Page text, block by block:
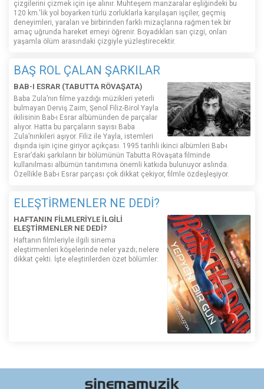
çizgilerini çizmek için işe alınır. Muhteşem manzaralar eşliğindeki bu
120 km.'lik yol boyarken türlü zorluklarla karşılaşan işçiler, geçmiş
deneyimleri, yaraları ve birbirinden farklı mizaçlarına rağmen tek bir
amaç uğrunda hareket emeyi öğrenir. Boyadıkları sarı çizgi, onları
yaşamla ölüm arasındaki çizgiyle yüzleştirecektir.
BAŞ ROL ÇALAN ŞARKILAR
BAB-I ESRAR (TABUTTA RÖVAŞATA)
Baba Zula’nın filme yazdığı müzikleri yeterli
bulmayan Derviş Zaim, Şenol Filiz-Birol Yayla
ikilisinin Bab-ı Esrar albümünden de parçalar
alıyor. Hatta bu parçaların sayısı Baba
Zula’nınkileri aşıyor. Filiz ile Yayla, istemleri
dışında işin içine giriyor açıkçası. 1995 tarihli ikinci albümleri Bab-ı
Esrar’daki şarkıların bir bölümünün Tabutta Rövaşata filminde
kullanılması albümün tanıtımına önemli katkıda bulunuyor aslında.
Özellikle Bab-ı Esrar parçası çok dikkat çekiyor, filmle özdeşleşiyor.
ELEŞTİRMENLER NE DEDİ?
HAFTANIN FİLMLERİYLE İLGİLİ
ELEŞTİRMENLER NE DEDİ?
Haftanın filmleriyle ilgili sinema
eleştirmenleri köşelerinde neler yazdı; nelere
dikkat çekti. İşte eleştirilerden özet bölümler: